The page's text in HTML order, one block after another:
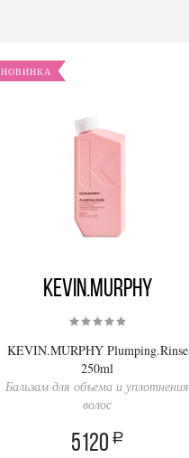
НОВИНКА
KEVIN.MURPHY
KEVIN.MURPHY Plumping.Rinse
250ml
Бальзам для объема и уплотнения
волос
5120 a